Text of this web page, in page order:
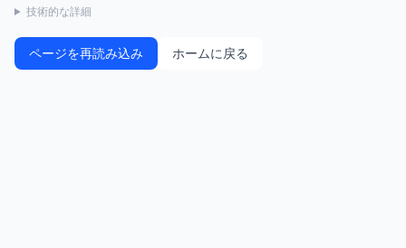
技術的な詳細
ページを再読み込み ホームに戻る